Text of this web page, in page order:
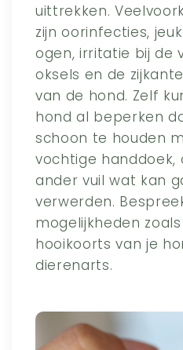
uittrekken.
zijn oorinfecties,
ogen, irritatie bij de
oksels en de
van de hond. Zelf
hond al beperken
schoon te houden
vochtige handdoek,
ander vuil wat kan
verwerden.
mogelijkheden
hooikoorts van je
dierenarts.